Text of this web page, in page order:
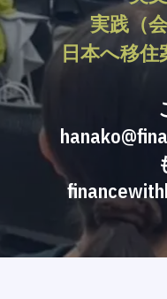
実践（
日本へ移住